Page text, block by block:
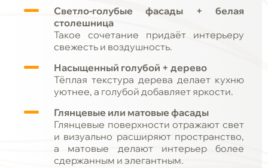
Светло-голубые фасады + белая
столешница
Такое сочетание придаёт интерьеру
свежесть и воздушность.
Насыщенный голубой + дерево
Тёплая текстура дерева делает кухню
уютнее, а голубой добавляет яркости.
Глянцевые или матовые фасады
Глянцевые поверхности отражают свет
и визуально расширяют пространство,
а матовые делают интерьер более
сдержанным и элегантным.